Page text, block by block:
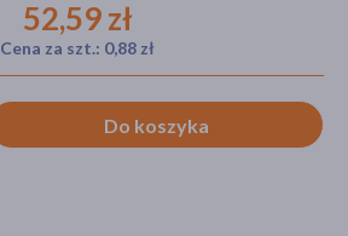
52,59 zł
Cena za szt.: 0,88 zł
Do koszyka